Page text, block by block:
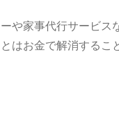
や家事代行サービス
はお金で解消するこ